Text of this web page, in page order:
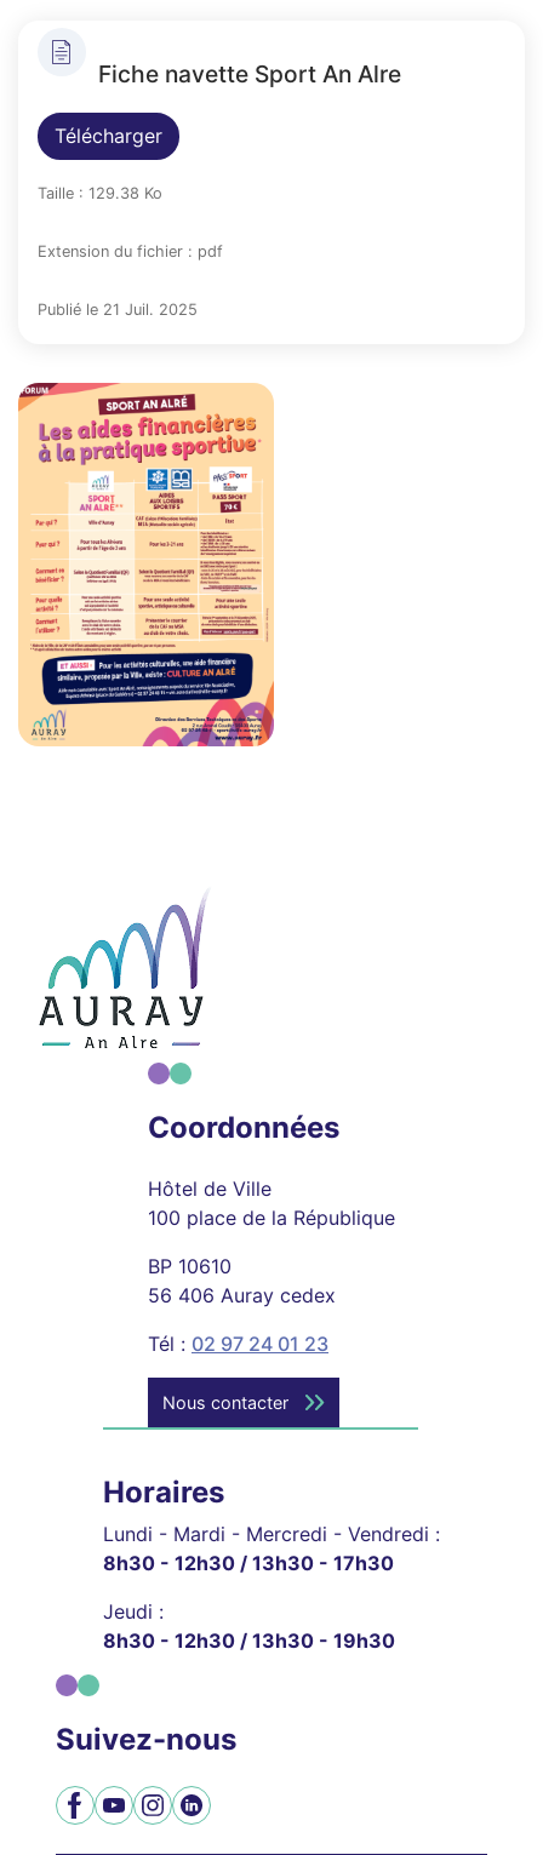
Fiche navette Sport An Alre
Télécharger
Taille : 129.38 Ko
Extension du fichier : pdf
Publié le 21 Juil. 2025
Zoom sur l'image
Coordonnées
Hôtel de Ville
100 place de la République
BP 10610
56 406 Auray cedex
Tél : 02 97 24 01 23
Nous contacter
Horaires
Lundi - Mardi - Mercredi - Vendredi :
8h30 - 12h30 / 13h30 - 17h30
Jeudi :
8h30 - 12h30 / 13h30 - 19h30
Suivez-nous
Facebook
YouTubeInstagram
LinkedIn